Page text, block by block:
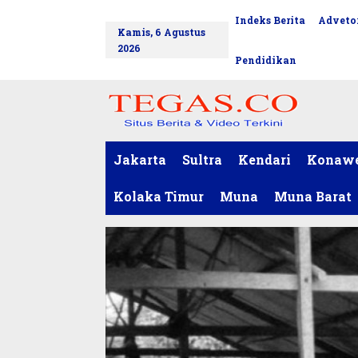
Kamis, 6 Agustus
2026
Indeks Berita
Pendidikan
Jakarta Sultra Kendari
Kolaka Timur Muna Muna Barat